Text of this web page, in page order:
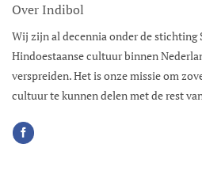
Over Indibol
Wij zijn al decennia onder de stichting
Hindoestaanse cultuur binnen
verspreiden. Het is onze missie om
cultuur te kunnen delen met de rest